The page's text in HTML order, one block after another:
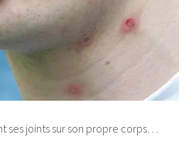
ses joints sur son propre corps…